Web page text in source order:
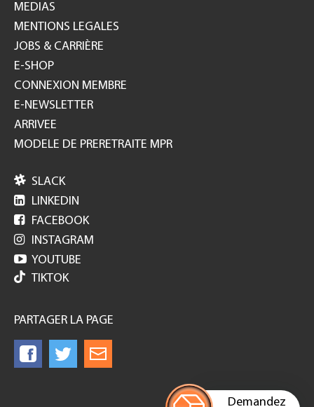
Demandez
MEDIAS
MENTIONS LEGALES
JOBS & CARRIÈRE
E-SHOP
CONNEXION MEMBRE
E-NEWSLETTER
ARRIVEE
MODELE DE PRERETRAITE MPR
 SLACK
 LINKEDIN
 FACEBOOK
 INSTAGRAM
 YOUTUBE
TIKTOK
PARTAGER LA PAGE